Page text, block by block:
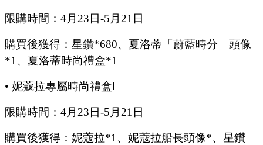
限購時間： 4月 23 日-5月 21 日
購買後獲得：星鑽*680、夏洛蒂「蔚藍時分」頭像
*1、夏洛蒂時尚禮盒*1
• 妮蔻拉專屬時尚禮盒
限購時間： 4月 23 日-5月 21 日
購買後獲得：妮蔻拉*1、妮蔻拉船長頭像*、星鑽